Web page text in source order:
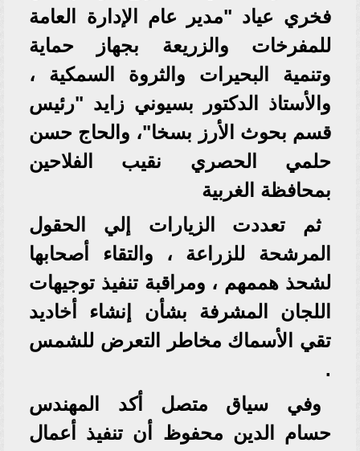
فخري عياد "مدير عام الإدارة العامة
للمفرخات والزريعة بجهاز حماية
وتنمية البحيرات والثروة السمكية ،
والأستاذ الدكتور بسيوني زايد "رئيس
قسم بحوث الأرز بسخا"، والحاج حسن
حلمي الحصري نقيب الفلاحين
بمحافظة الغربية
ثم تعددت الزيارات إلي الحقول
المرشحة للزراعة ، والتقاء أصحابها
لشحذ هممهم ، ومراقبة تنفيذ توجيهات
اللجان المشرفة بشأن إنشاء أخاديد
تقي الأسماك مخاطر التعرض للشمس
.
وفي سياق متصل أكد المهندس
حسام الدين محفوظ أن تنفيذ أعمال